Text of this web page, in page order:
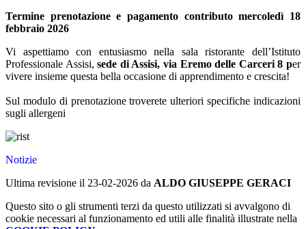
Termine prenotazione e pagamento contributo mercoledì 18
febbraio 2026
Vi aspettiamo con entusiasmo nella sala ristorante dell’Istituto
Professionale Assisi,sede di Assisi, via Eremo delle Carceri 8 per
vivere insieme questa bella occasione di apprendimento e crescita!
Sul modulo di prenotazione troverete ulteriori specifiche indicazioni
sugli allergeni
Notizie
Ultima revisione il 23-02-2026 da ALDO GIUSEPPE GERACI
Questo sito o gli strumenti terzi da questo utilizzati si avvalgono di
cookie necessari al funzionamento ed utili alle finalità illustrate nella